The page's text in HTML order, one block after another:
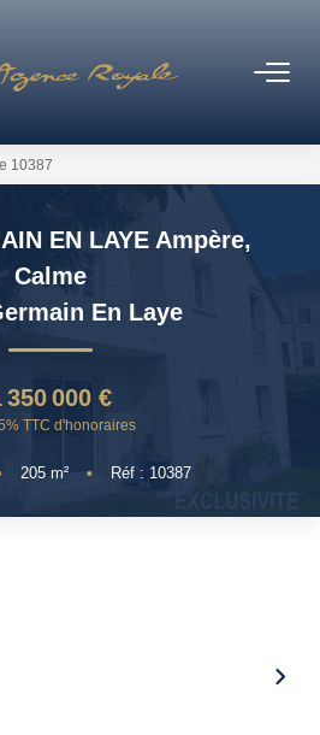
VENDUS
LOCATIONS
AGENCE
Nous ?
10387
EN LAYE Ampère,
Calme
En Laye
350 000 €
TTC d'honoraires
205 m² • Réf : 10387